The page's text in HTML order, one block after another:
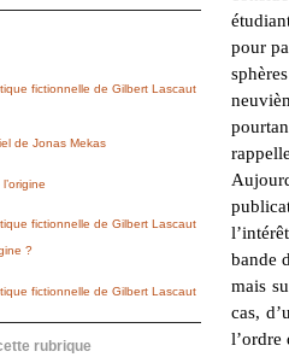
fictionnelle de Gilbert Lascaut
de Jonas Mekas
fictionnelle de Gilbert Lascaut
?
fictionnelle de Gilbert Lascaut
rubrique
pour
bande
mais
cas,
l’ordre